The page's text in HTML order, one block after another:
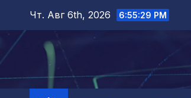
Перейти
содержимому
Чт. Авг 6th, 2026 6:55:30 PM